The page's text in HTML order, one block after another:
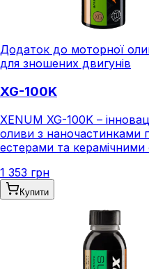
Додаток до моторної
для зношених двигунів
XG-100K
XENUM XG-100K –
оливи з наночастинками
естерами та керамічними
1 353 грн
Купити